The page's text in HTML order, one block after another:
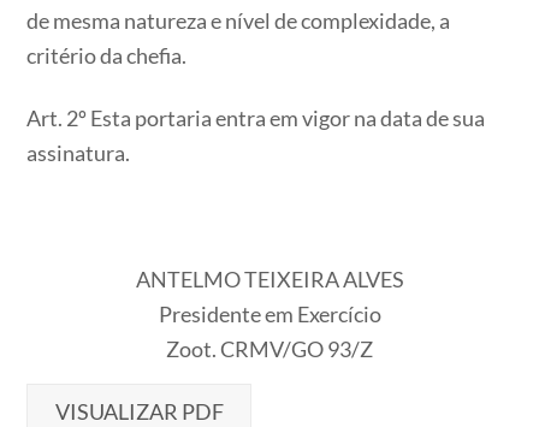
de mesma natureza e nível de complexidade, a
critério da chefia.
Art. 2º Esta portaria entra em vigor na data de sua
assinatura.
ANTELMO TEIXEIRA ALVES
Presidente em Exercício
Zoot. CRMV/GO 93/Z
VISUALIZAR PDF